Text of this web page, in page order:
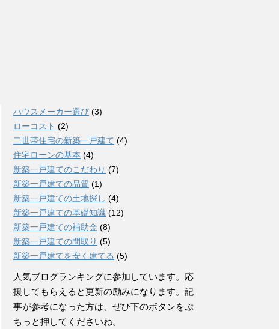
ハウスメーカー選び (3)
ローコスト (2)
二世帯住宅の新築一戸建て (4)
住宅ローンの基本 (4)
新築一戸建てのこだわり (7)
新築一戸建ての品質 (1)
新築一戸建ての土地探し (4)
新築一戸建ての基礎知識 (12)
新築一戸建ての補助金 (8)
新築一戸建ての間取り (5)
新築一戸建てを安く建てる (5)
人気ブログランキングに参加しています。応
援してもらえると更新の励みになります。記
事が参考になった方は、ぜひ下のボタンをぷ
ちっと押してくださいね。